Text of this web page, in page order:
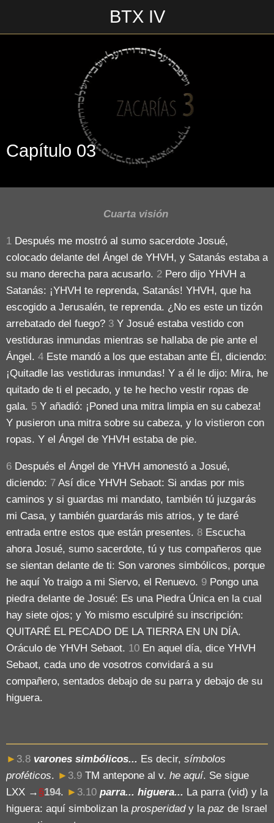
BTX IV
Escrito en 01/08/2018\n________________\n
Capítulo 03
Cuarta visión
1 Después me mostró al sumo sacerdote Josué,
colocado delante del Ángel de YHVH, y Satanás estaba a
su mano derecha para acusarlo. 2 Pero dijo YHVH a
Satanás: ¡YHVH te reprenda, Satanás! YHVH, que ha
escogido a Jerusalén, te reprenda. ¿No es este un tizón
arrebatado del fuego? 3 Y Josué estaba vestido con
vestiduras inmundas mientras se hallaba de pie ante el
Ángel. 4 Este mandó a los que estaban ante Él, diciendo:
¡Quitadle las vestiduras inmundas! Y a él le dijo: Mira, he
quitado de ti el pecado, y te he hecho vestir ropas de
gala. 5 Y añadió: ¡Poned una mitra limpia en su cabeza!
Y pusieron una mitra sobre su cabeza, y lo vistieron con
ropas. Y el Ángel de YHVH estaba de pie.
6 Después el Ángel de YHVH amonestó a Josué,
diciendo: 7 Así dice YHVH Sebaot: Si andas por mis
caminos y si guardas mi mandato, también tú juzgarás
mi Casa, y también guardarás mis atrios, y te daré
entrada entre estos que están presentes. 8 Escucha
ahora Josué, sumo sacerdote, tú y tus compañeros que
se sientan delante de ti: Son varones simbólicos, porque
he aquí Yo traigo a mi Siervo, el Renuevo. 9 Pongo una
piedra delante de Josué: Es una Piedra Única en la cual
hay siete ojos; y Yo mismo esculpiré su inscripción:
QUITARÉ EL PECADO DE LA TIERRA EN UN DÍA.
Oráculo de YHVH Sebaot. 10 En aquel día, dice YHVH
Sebaot, cada uno de vosotros convidará a su
compañero, sentados debajo de su parra y debajo de su
higuera.
► 3.8 varones simbólicos... Es decir, símbolos
proféticos. ► 3.9 TM antepone al v. he aquí. Se sigue
LXX →§194. ► 3.10 parra... higuera... La parra (vid) y la
higuera: aquí simbolizan la prosperidad y lapaz de Israel